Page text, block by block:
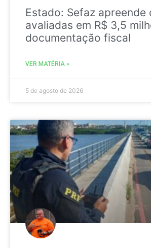
Estado: Sefaz apreende
avaliadas em R$ 3,5
documentação fiscal
VER MATÉRIA »
5 de agosto de 2026